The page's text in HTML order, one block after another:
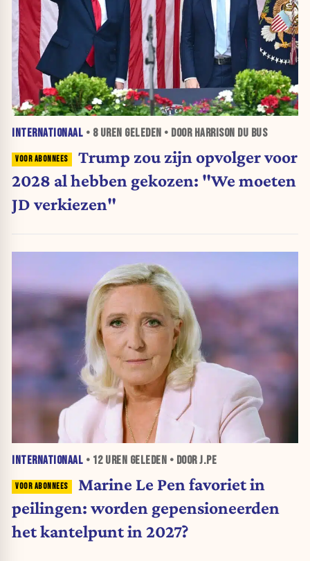
INTERNATIONAAL • 8 UREN GELEDEN • DOOR HARRISON DU BUS
Trump zou zijn opvolger voor
2028 al hebben gekozen: "We moeten
JD verkiezen"
INTERNATIONAAL • 12 UREN GELEDEN • DOOR J.PE
Marine Le Pen favoriet in
peilingen: worden gepensioneerden
het kantelpunt in 2027?